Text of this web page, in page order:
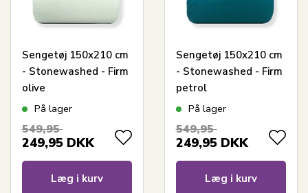
Sengetøj 150x210 cm
- Stonewashed - Firm
olive
På lager
549,95
249,95 DKK
Læg i kurv
Sengetøj 150x210 cm
- Stonewashed - Firm
petrol
På lager
549,95
249,95 DKK
Læg i kurv